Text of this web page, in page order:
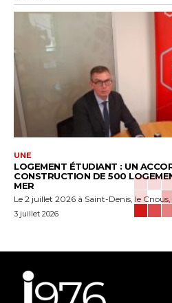
UNE
LOGEMENT ÉTUDIANT : UN
CONSTRUCTION DE 500
MER
Le 2 juillet 2026 à Saint-Denis, le
3 juillet 2026